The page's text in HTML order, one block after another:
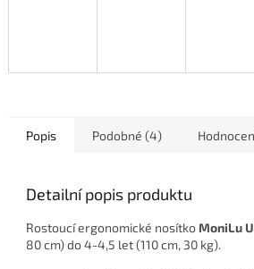
Popis Podobné (4)
Detailní popis produktu
Rostoucí ergonomické nosítkoMoniLu
80 cm) do 4-4,5 let (110 cm, 30 kg).